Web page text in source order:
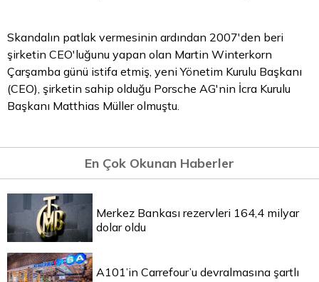
Skandalın patlak vermesinin ardından 2007'den beri
şirketin CEO'luğunu yapan olan Martin Winterkorn
Çarşamba günü istifa etmiş, yeni Yönetim Kurulu Başkanı
(CEO), şirketin sahip olduğu Porsche AG'nin İcra Kurulu
Başkanı Matthias Müller olmuştu.
En Çok Okunan Haberler
Merkez Bankası rezervleri 164,4 milyar
dolar oldu
A101’in Carrefour’u devralmasına şartlı